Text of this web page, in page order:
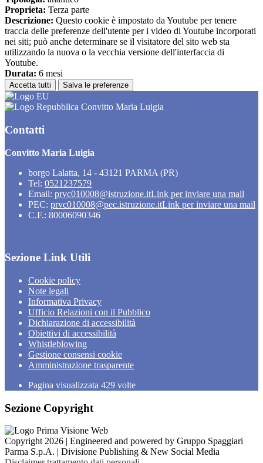
Proprieta: Terza parte
Descrizione: Questo cookie è impostato da Youtube per tenere
traccia delle preferenze dell'utente per i video di Youtube incorporati
nei siti; può anche determinare se il visitatore del sito web sta
utilizzando la nuova o la vecchia versione dell'interfaccia di
Youtube.
Durata: 6 mesi
Accetta tutti Salva le preferenze
Convitto Maria Luigia
Contatti
Convitto Maria Luigia
borgo Lalatta, 14 - 43121 PARMA (PR)
Tel: 0521237579
Email: prvc010008@istruzione.itLink per inviare una mail
PEC: prvc010008@pec.istruzione.itLink per inviare una mail
C.F.: 80006090346
Sezione Link Utili
Cookie policy
Note legali
Informativa Privacy
Ufficio Relazioni con il Pubblico
Dichiarazione di accessibilità
Obiettivi di accessibilità
Whistleblowing
Gestione consensi cookie
Amministrazione trasparente
Pagina visualizzata 429 volte
Sezione Copyright
Copyright 2026 | Engineered and powered by Gruppo Spaggiari
Parma S.p.A. | Divisione Publishing & New Social Media